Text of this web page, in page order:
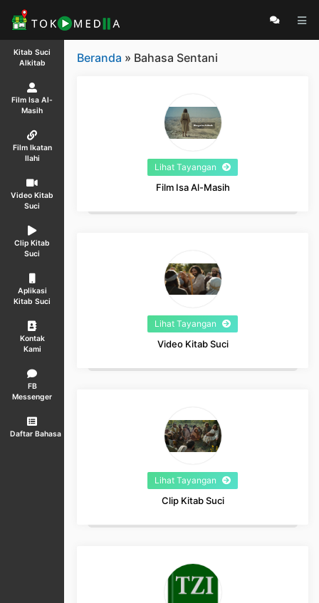
Kitab Suci
Alkitab
Film Isa Al-
Masih
Film Ikatan
Ilahi
Video Kitab
Suci
Clip Kitab
Suci
Aplikasi
Kitab Suci
Kontak
Kami
FB
Messenger
Daftar Bahasa
Beranda » Bahasa Sentani
Lihat Tayangan
Film Isa Al-Masih
Lihat Tayangan
Video Kitab Suci
Lihat Tayangan
Clip Kitab Suci